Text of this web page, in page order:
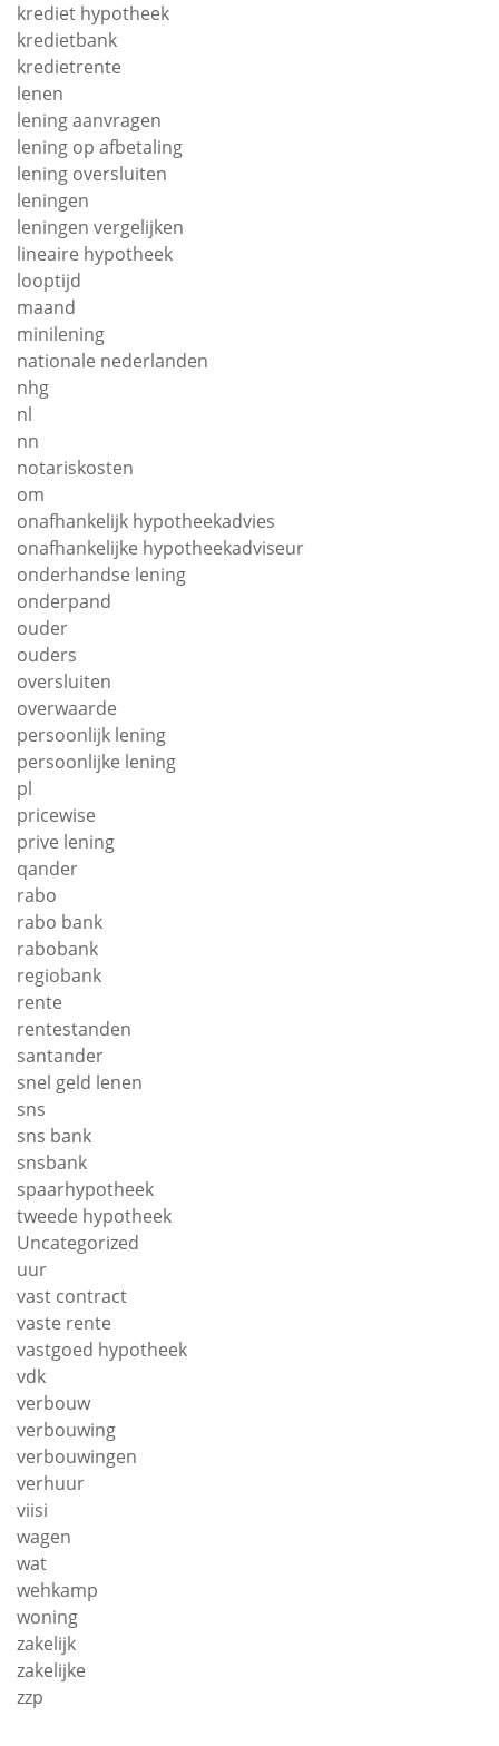
krediet hypotheek
kredietbank
kredietrente
lenen
lening aanvragen
lening op afbetaling
lening oversluiten
leningen
leningen vergelijken
lineaire hypotheek
looptijd
maand
minilening
nationale nederlanden
nhg
nl
nn
notariskosten
om
onafhankelijk hypotheekadvies
onafhankelijke hypotheekadviseur
onderhandse lening
onderpand
ouder
ouders
oversluiten
overwaarde
persoonlijk lening
persoonlijke lening
pl
pricewise
prive lening
qander
rabo
rabo bank
rabobank
regiobank
rente
rentestanden
santander
snel geld lenen
sns
sns bank
snsbank
spaarhypotheek
tweede hypotheek
Uncategorized
uur
vast contract
vaste rente
vastgoed hypotheek
vdk
verbouw
verbouwing
verbouwingen
verhuur
viisi
wagen
wat
wehkamp
woning
zakelijk
zakelijke
zzp